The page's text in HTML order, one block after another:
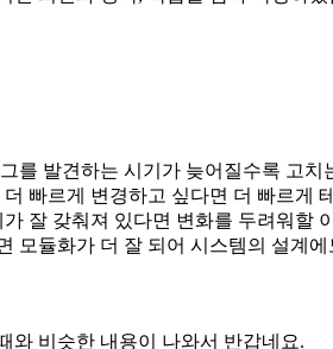
를 발견하는 시기가 늦어질수록 고치
빠르게 변경하고 싶다면 더 빠르게
잘 갖춰져 있다면 변화를 두려워할
모듈화가 더 잘 되어 시스템의 설계
와 비슷한 내용이 나와서 반갑네요.